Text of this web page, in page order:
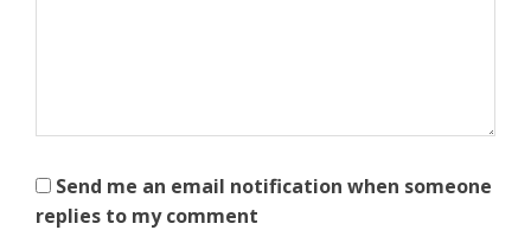
Send me an email notification when someone
replies to my comment